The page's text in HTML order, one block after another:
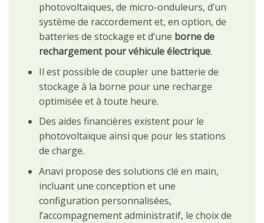
photovoltaïques, de micro-onduleurs, d’un
système de raccordement et, en option, de
batteries de stockage et d’une borne de
rechargement pour véhicule électrique.
Il est possible de coupler une batterie de
stockage à la borne pour une recharge
optimisée et à toute heure.
Des aides financières existent pour le
photovoltaïque ainsi que pour les stations
de charge.
Anavi propose des solutions clé en main,
incluant une conception et une
configuration personnalisées,
l’accompagnement administratif, le choix de